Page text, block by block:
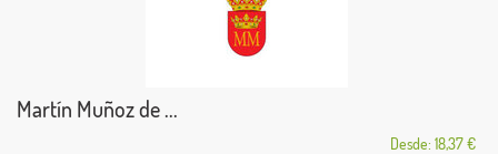
Martín Muñoz de ...
Desde: 18,37 €